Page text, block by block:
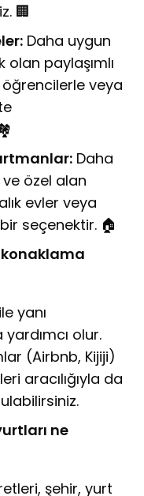
🏢
Daha uygun
olan paylaşımlı
veya
Daha
ve özel alan
evler veya
seçenektir. 🏠
konaklama
yanı
olur.
(Airbnb, Kijiji)
aracılığıyla da
ne
şehir, yurt